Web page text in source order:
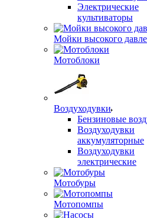
Электрические
культиваторы
Мойки высокого
Мотоблоки
Воздуходувки
Бензиновые
Воздуходувки
аккумуляторные
Воздуходувки
электрические
Мотобуры
Мотопомпы